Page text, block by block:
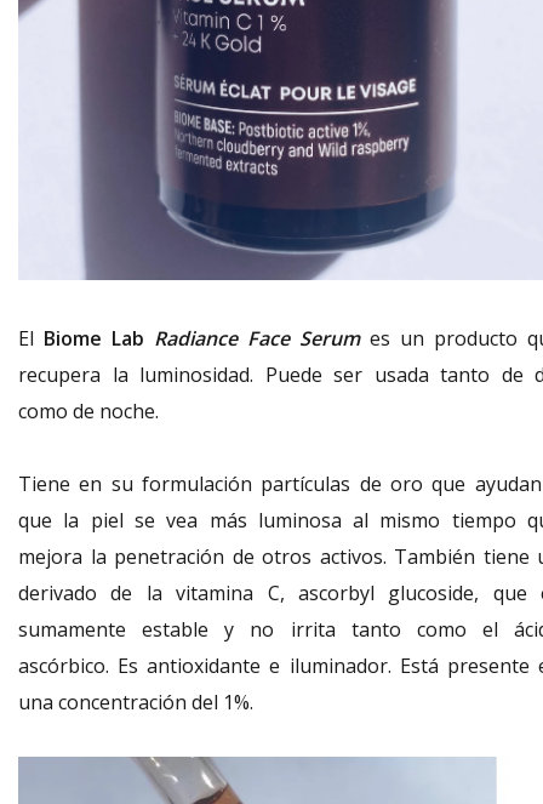
El Biome Lab Radiance Face Serumes un producto
recupera la luminosidad. Puede ser usada tanto de
como de noche.
Tiene en su formulación partículas de oro que
que la piel se vea más luminosa al mismo tiempo
mejora la penetración de otros activos. También tiene
derivado de la vitamina C, ascorbyl glucoside, que
sumamente estable y no irrita tanto como el
ascórbico. Es antioxidante e iluminador. Está presente
una concentración del 1%.